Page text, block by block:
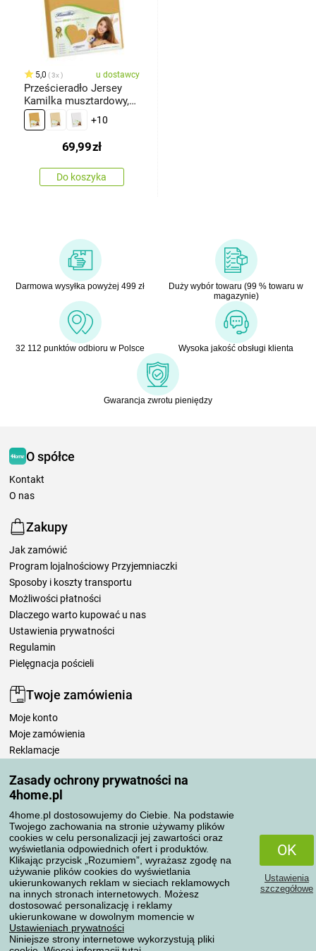
Zasady ochrony prywatności na
4home.pl
4home.pl dostosowujemy do Ciebie. Na podstawie
Twojego zachowania na stronie używamy plików
cookies w celu personalizacji jej zawartości oraz
wyświetlania odpowiednich ofert i produktów.
Klikając przycisk „Rozumiem”, wyrażasz zgodę na
używanie plików cookies do wyświetlania
ukierunkowanych reklam w sieciach reklamowych
na innych stronach internetowych. Możesz
dostosować personalizację i reklamy
ukierunkowane w dowolnym momencie w
Ustawieniach prywatności
Niniejsze strony internetowe wykorzystują pliki
OK
Ustawienia
szczegółowe
5,0 3x u dostawcy
Prześcieradło Jersey
Kamilka musztardowy,
90 x 200 cm
+10
69,99zł
Do koszyka
Darmowa wysyłka powyżej 499 zł
Duży wybór towaru (99 % towaru w
magazynie)
32 112 punktów odbioru w Polsce Wysoka jakość obsługi klienta
Gwarancja zwrotu pieniędzy
O spółce
Kontakt
O nas
Zakupy
Jak zamówić
Program lojalnościowy Przyjemniaczki
Sposoby i koszty transportu
Możliwości płatności
Dlaczego warto kupować u nas
Ustawienia prywatności
Regulamin
Pielęgnacja pościeli
Twoje zamówienia
Moje konto
Moje zamówienia
Reklamacje
Zasady przetwarzania recenzji
Sposoby transportu
Metody płatności
Niezawodny sklep